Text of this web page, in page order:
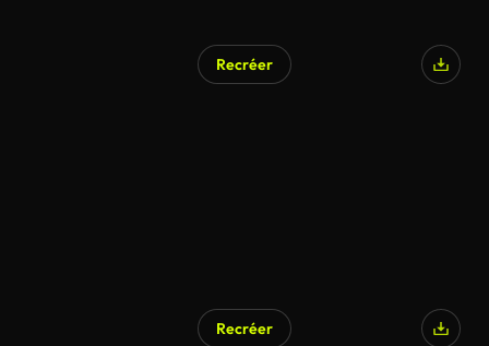
Recréer
Recréer